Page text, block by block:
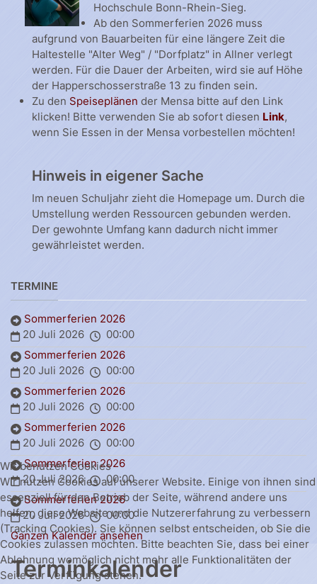
Hochschule Bonn-Rhein-Sieg.
Ab den Sommerferien 2026 muss
aufgrund von Bauarbeiten für eine längere Zeit die
Haltestelle "Alter Weg" / "Dorfplatz" in Allner verlegt
werden. Für die Dauer der Arbeiten, wird sie auf Höhe
der Happerschosserstraße 13 zu finden sein.
Zu den Speiseplänen der Mensa bitte auf den Link
klicken! Bitte verwenden Sie ab sofort diesen Link,
wenn Sie Essen in der Mensa vorbestellen möchten!
Hinweis in eigener Sache
Im neuen Schuljahr zieht die Homepage um. Durch die
Umstellung werden Ressourcen gebunden werden.
Der gewohnte Umfang kann dadurch nicht immer
gewährleistet werden.
TERMINE
Sommerferien 2026
20 Juli 2026
00:00
Sommerferien 2026
20 Juli 2026
00:00
Sommerferien 2026
20 Juli 2026
00:00
Sommerferien 2026
20 Juli 2026
00:00
Sommerferien 2026
20 Juli 2026
00:00
Sommerferien 2026
20 Juli 2026
00:00
Ganzen Kalender ansehen
Terminkalender
Wir benutzen Cookies
Wir nutzen Cookies auf unserer Website. Einige von ihnen sind
essenziell für den Betrieb der Seite, während andere uns
helfen, diese Website und die Nutzererfahrung zu verbessern
(Tracking Cookies). Sie können selbst entscheiden, ob Sie die
Cookies zulassen möchten. Bitte beachten Sie, dass bei einer
Ablehnung womöglich nicht mehr alle Funktionalitäten der
Seite zur Verfügung stehen.